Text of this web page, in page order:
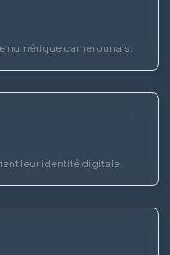
numérique camerounais.
leur identité digitale.